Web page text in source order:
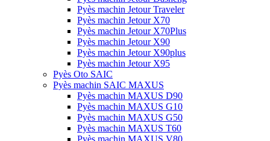
Pyès machin Jetour Traveler
Pyès machin Jetour X70
Pyès machin Jetour X70Plus
Pyès machin Jetour X90
Pyès machin Jetour X90plus
Pyès machin Jetour X95
Pyès Oto SAIC
Pyès machin SAIC MAXUS
Pyès machin MAXUS D90
Pyès machin MAXUS G10
Pyès machin MAXUS G50
Pyès machin MAXUS T60
Pyès machin MAXUS V80